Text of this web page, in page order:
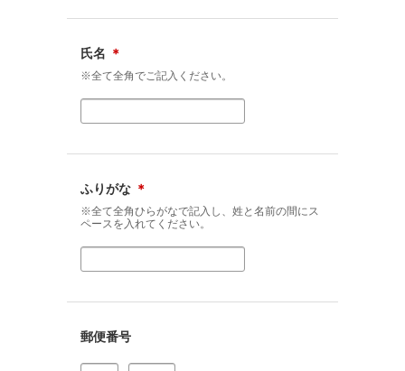
氏名 ＊
※全て全角でご記入ください。
ふりがな ＊
※全て全角ひらがなで記入し、姓と名前の間にス
ペースを入れてください。
郵便番号